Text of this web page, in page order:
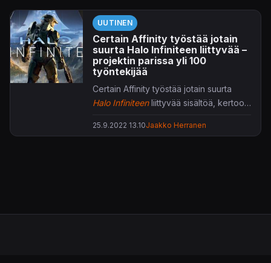
UUTINEN
Certain Affinity työstää jotain
suurta Halo Infiniteen liittyvää –
projektin parissa yli 100
työntekijää
Certain Affinity työstää jotain suurta
Halo Infiniteen liittyvää sisältöä, kertoo
25.9.2022 13.10Jaakko Herranen